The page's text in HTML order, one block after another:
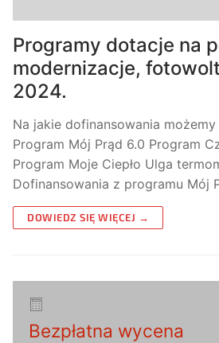
Programy dotacje na
modernizacje,
2024.
Na jakie dofinansowania
Program Mój Prąd 6.0 Program
Program Moje Ciepło Ulga
Dofinansowania z programu Mój
DOWIEDZ SIĘ WIĘCEJ →
Bezpłatna wycena